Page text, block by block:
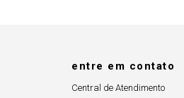
entre em contato
Central de Atendimento